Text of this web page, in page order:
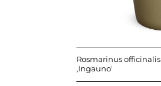
Rosmarinus officinalis
‚Ingauno‘